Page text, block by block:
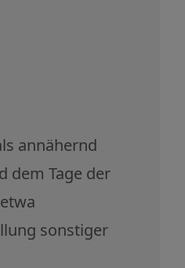
annähernd
dem Tage der
sonstiger